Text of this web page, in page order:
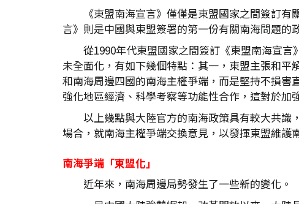
《東盟南海宣言》僅僅是東盟國家之間簽訂
言》則是中國與東盟簽署的第一份有關南海問題的
從1990年代東盟國家之間簽訂《東盟南海宣
未全面化，有如下幾個特點：其一，東盟主張和
和南海周邊四國的南海主權爭端，而是堅持不損
強化地區經濟、科學考察等功能性合作，這對於加
以上幾點與大陸官方的南海政策具有較大共
場合，就南海主權爭端交換意見，以發揮東盟維護
南海爭端「東盟化」
近年來，南海周邊局勢發生了一些新的變化。